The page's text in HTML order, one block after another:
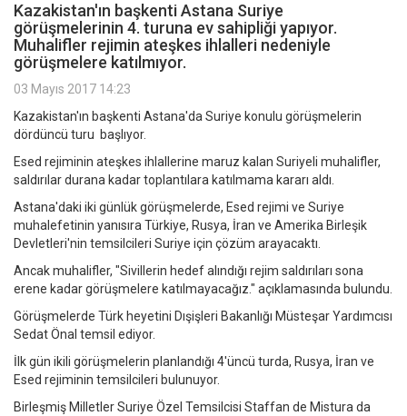
Kazakistan'ın başkenti Astana Suriye
görüşmelerinin 4. turuna ev sahipliği yapıyor.
Muhalifler rejimin ateşkes ihlalleri nedeniyle
görüşmelere katılmıyor.
03 Mayıs 2017 14:23
Kazakistan'ın başkenti Astana'da Suriye konulu görüşmelerin
dördüncü turu başlıyor.
Esed rejiminin ateşkes ihlallerine maruz kalan Suriyeli muhalifler,
saldırılar durana kadar toplantılara katılmama kararı aldı.
Astana'daki iki günlük görüşmelerde, Esed rejimi ve Suriye
muhalefetinin yanısıra Türkiye, Rusya, İran ve Amerika Birleşik
Devletleri'nin temsilcileri Suriye için çözüm arayacaktı.
Ancak muhalifler, "Sivillerin hedef alındığı rejim saldırıları sona
erene kadar görüşmelere katılmayacağız." açıklamasında bulundu.
Görüşmelerde Türk heyetini Dışişleri Bakanlığı Müsteşar Yardımcısı
Sedat Önal temsil ediyor.
İlk gün ikili görüşmelerin planlandığı 4'üncü turda, Rusya, İran ve
Esed rejiminin temsilcileri bulunuyor.
Birleşmiş Milletler Suriye Özel Temsilcisi Staffan de Mistura da